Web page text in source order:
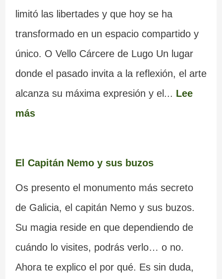
limitó las libertades y que hoy se ha
transformado en un espacio compartido y
único. O Vello Cárcere de Lugo Un lugar
donde el pasado invita a la reflexión, el arte
alcanza su máxima expresión y el... Lee
más
El Capitán Nemo y sus buzos
Os presento el monumento más secreto
de Galicia, el capitán Nemo y sus buzos.
Su magia reside en que dependiendo de
cuándo lo visites, podrás verlo… o no.
Ahora te explico el por qué. Es sin duda,